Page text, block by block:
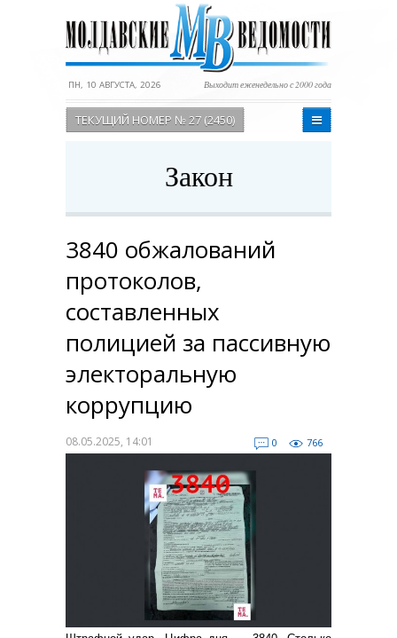
ПН, 10 АВГУСТА, 2026 Выходит еженедельно с 2000 года
ТЕКУЩИЙ НОМЕР № 27 (2450)
Закон
3840 обжалований
протоколов,
составленных
полицией за пассивную
электоральную
коррупцию
08.05.2025, 14:01 0 766